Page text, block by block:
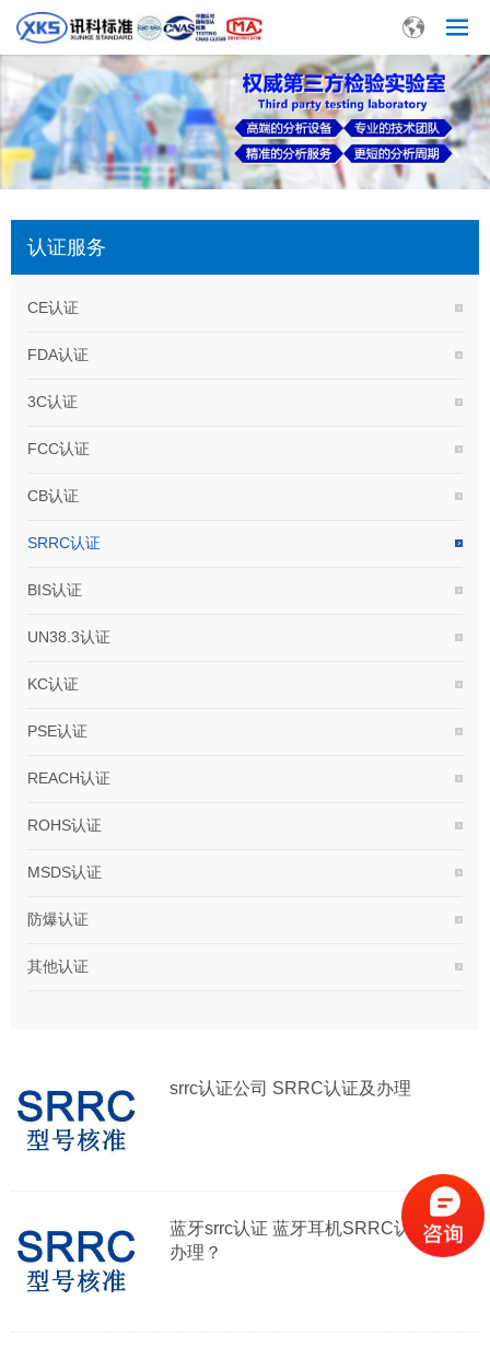
认证服务
CE认证
FDA认证
3C认证
FCC认证
CB认证
SRRC认证
BIS认证
UN38.3认证
KC认证
PSE认证
REACH认证
ROHS认证
MSDS认证
防爆认证
其他认证
srrc认证公司 SRRC认证及办理
蓝牙srrc认证 蓝牙耳机SRRC认证怎么
办理？